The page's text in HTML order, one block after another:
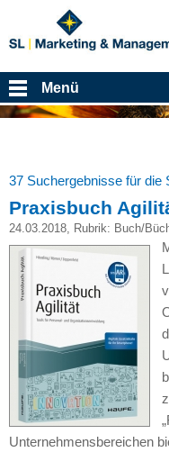
Menü
37 Suchergebnisse für die
Praxisbuch
24.03.2018, Rubrik: Buch/
Unternehmensbereichen